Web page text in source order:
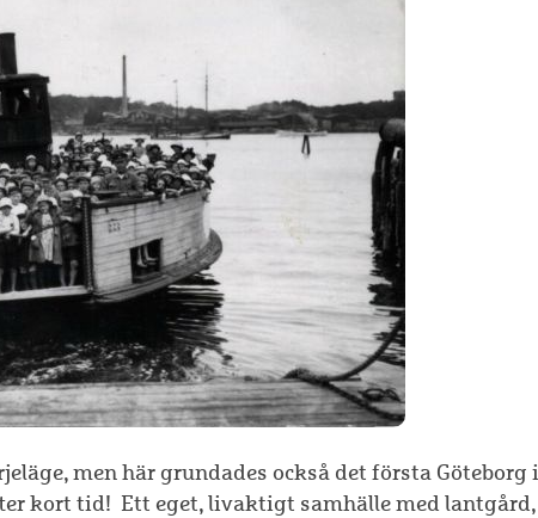
men här grundades också det första Göteborg i
kort tid! Ett eget, livaktigt samhälle med lantgård,